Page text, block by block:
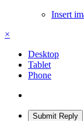
Insert
×
Desktop
Tablet
Phone
Submit Reply